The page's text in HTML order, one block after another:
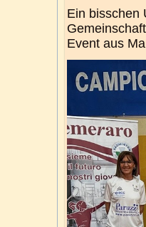
Ein bisschen
Event aus